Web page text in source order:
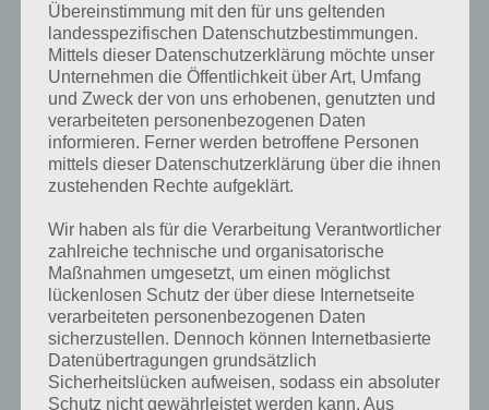
Diner Dash überzeugt nicht nur durch umfangreiche Level, sondern
ihr könnt euer Resaturant auch upgraden. Neben einer
Spielwährung gibt es auch eine Premium Währung, wodurch Vorteile
erkauft werden können und so die Level einfacher gelöst werden
können.
Zu guter Letzt kann man sich in Diner Dash auch mit seinen
Freunden via Facebook verbinden und so Energie gegenseitig
zuschicken. Leider wird pro begonnenen Level nämlich Energie
benötigt, welche sich erst nach einer bestimmten Zeit wieder aufläd.
Dadurch muss man in Diner Dash Wartezeit einplanen oder man
greift zur Premium Währung, die hauptsächlich als In-App-Kauf
geholt werden kann.
Trailer zu Diner Dash
Abschließend haben wir noch den offiziellen Trailer zum Spiel für
Übereinstimmung mit den für uns geltenden
landesspezifischen Datenschutzbestimmungen.
Mittels dieser Datenschutzerklärung möchte unser
Unternehmen die Öffentlichkeit über Art, Umfang
und Zweck der von uns erhobenen, genutzten und
verarbeiteten personenbezogenen Daten
informieren. Ferner werden betroffene Personen
mittels dieser Datenschutzerklärung über die ihnen
zustehenden Rechte aufgeklärt.
Wir haben als für die Verarbeitung Verantwortlicher
zahlreiche technische und organisatorische
Maßnahmen umgesetzt, um einen möglichst
lückenlosen Schutz der über diese Internetseite
verarbeiteten personenbezogenen Daten
sicherzustellen. Dennoch können Internetbasierte
Datenübertragungen grundsätzlich
Sicherheitslücken aufweisen, sodass ein absoluter
Schutz nicht gewährleistet werden kann. Aus